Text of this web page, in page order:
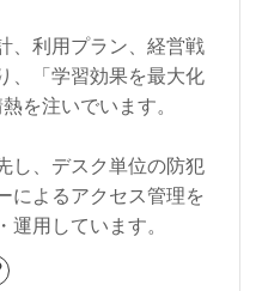
、利用プラン、経営戦
、「学習効果を最大化
を注いでいます。
し、デスク単位の防犯
によるアクセス管理を
運用しています。